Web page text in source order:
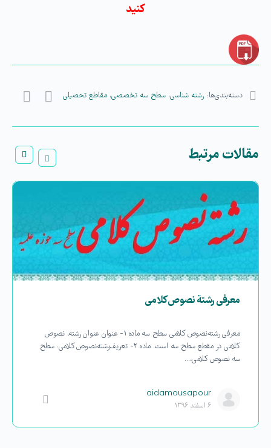
کنید
دسته‌بندی‌ها: رشته شناسی، سطح سه تخصصی، مقاطع تحصیلی
مقالات مرتبط
معرفی رشتة نصوص کلامی
معرفی رشته نصوص کلامی سطح سه ماده ۱- عنوان عنوان رشته، نصوص
کلامی در مقطع سطح سه است. ماده ۲- تعریف رشته نصوص کلامی: سطح
سه نصوص کلامی،…
aidamousapour
۶ اسفند ۱۳۹۶